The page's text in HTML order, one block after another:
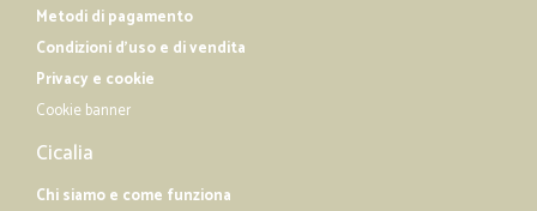
Metodi di pagamento
Condizioni d'uso e di vendita
Privacy e cookie
Cookie banner
Cicalia
Chi siamo e come funziona